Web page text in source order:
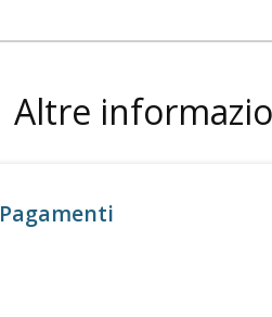
Altre
Pagamenti